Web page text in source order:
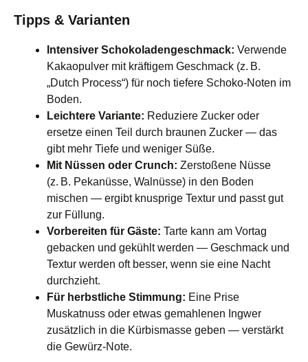
Tipps & Varianten
Intensiver Schokoladengeschmack: Verwende
Kakaopulver mit kräftigem Geschmack (z. B.
„Dutch Process“) für noch tiefere Schoko‑Noten im
Boden.
Leichtere Variante: Reduziere Zucker oder
ersetze einen Teil durch braunen Zucker — das
gibt mehr Tiefe und weniger Süße.
Mit Nüssen oder Crunch: Zerstoßene Nüsse
(z. B. Pekanüsse, Walnüsse) in den Boden
mischen — ergibt knusprige Textur und passt gut
zur Füllung.
Vorbereiten für Gäste: Tarte kann am Vortag
gebacken und gekühlt werden — Geschmack und
Textur werden oft besser, wenn sie eine Nacht
durchzieht.
Für herbstliche Stimmung: Eine Prise
Muskatnuss oder etwas gemahlenen Ingwer
zusätzlich in die Kürbismasse geben — verstärkt
die Gewürz‑Note.